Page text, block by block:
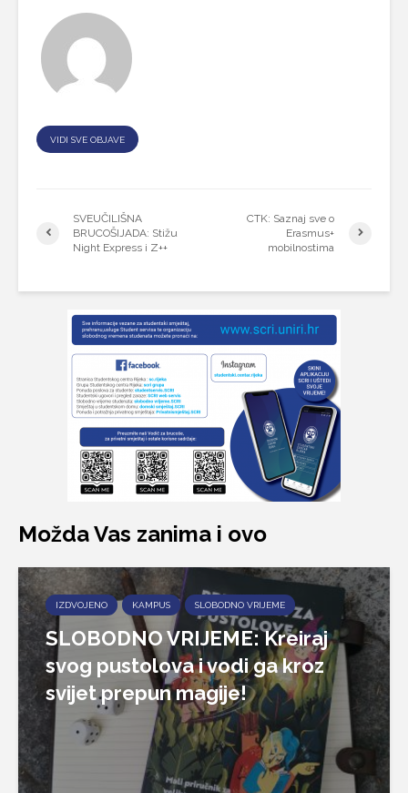
VIDI SVE OBJAVE
SVEUČILIŠNA
BRUCOŠIJADA: Stižu
Night Express i Z++
CTK: Saznaj sve o
Erasmus+
mobilnostima
Možda Vas zanima i ovo
IZDVOJENO KAMPUS SLOBODNO VRIJEME
SLOBODNO VRIJEME: Kreiraj
svog pustolova i vodi ga kroz
svijet prepun magije!